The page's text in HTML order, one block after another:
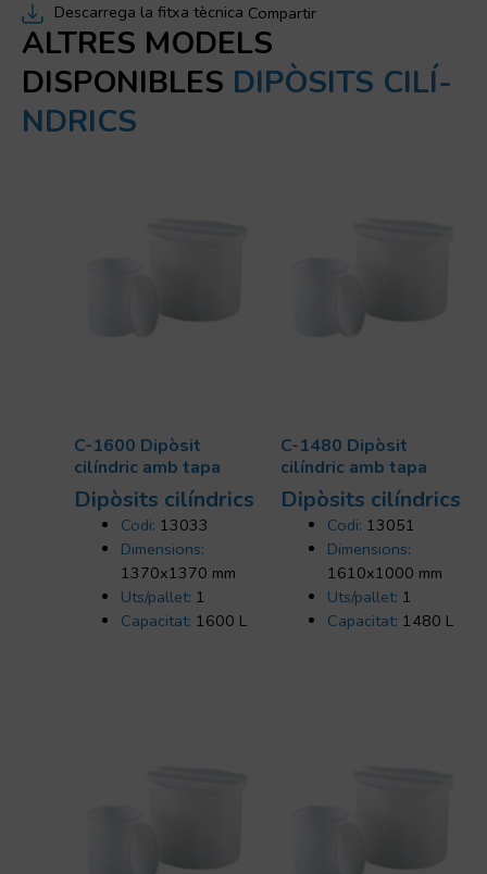
Descarrega la fitxa tècnica Compartir
ALTRES MODELS
DISPONIBLES DIPÒSITS CILÍ­
NDRICS
C-1600 Dipòsit
cilíndric amb tapa
Dipòsits cilí­ndrics
Codi: 13033
Dimensions:
1370x1370 mm
Uts/pallet: 1
Capacitat: 1600 L
C-1480 Dipòsit
cilíndric amb tapa
Dipòsits cilí­ndrics
Codi: 13051
Dimensions:
1610x1000 mm
Uts/pallet: 1
Capacitat: 1480 L